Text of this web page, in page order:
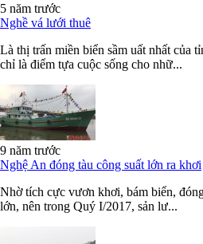
5 năm trước
Nghề vá lưới thuê
Là thị trấn miền biển sầm uất nhất của
chỉ là điểm tựa cuộc sống cho nhữ...
9 năm trước
Nghệ An đóng tàu công suất lớn ra khơi
Nhờ tích cực vươn khơi, bám biển,
lớn, nên trong Quý I/2017, sản lư...